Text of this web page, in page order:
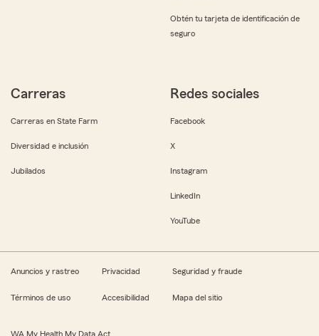
Obtén tu tarjeta de identificación de
seguro
Carreras
Carreras en State Farm
Diversidad e inclusión
Jubilados
Redes sociales
Facebook
X
Instagram
LinkedIn
YouTube
Anuncios y rastreo Privacidad Seguridad y fraude
Términos de uso Accesibilidad Mapa del sitio
WA My Health My Data Act